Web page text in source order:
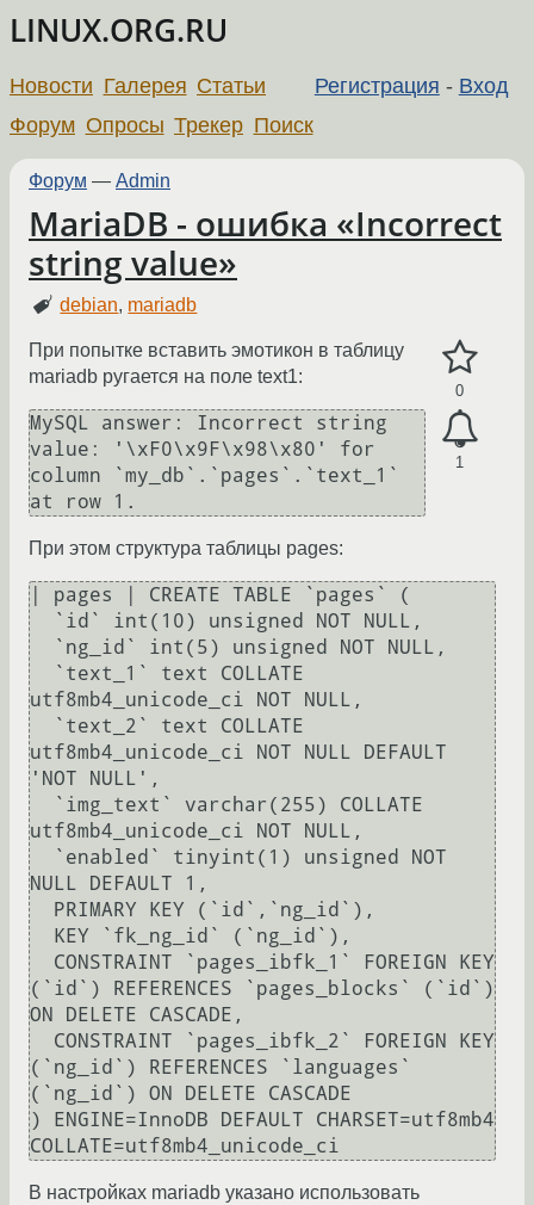
LINUX.ORG.RU
Регистрация - Вход
Новости Галерея Статьи
Форум Опросы Трекер Поиск
Форум — Admin
MariaDB - ошибка «Incorrect
string value»
debian, mariadb
0
1
При попытке вставить эмотикон в таблицу
mariadb ругается на поле text1:
MySQL answer: Incorrect string
value: '\xF0\x9F\x98\x80' for
column `my_db`.`pages`.`text_1`
При этом структура таблицы pages:
| pages | CREATE TABLE `pages` (
utf8mb4_unicode_ci NOT NULL,
utf8mb4_unicode_ci NOT NULL DEFAULT
'NOT NULL',
utf8mb4_unicode_ci NOT NULL,
NULL DEFAULT 1,
(`id`) REFERENCES `pages_blocks` (`id`)
ON DELETE CASCADE,
(`ng_id`) REFERENCES `languages`
(`ng_id`) ON DELETE CASCADE
) ENGINE=InnoDB DEFAULT CHARSET=utf8mb4
В настройках mariadb указано использовать